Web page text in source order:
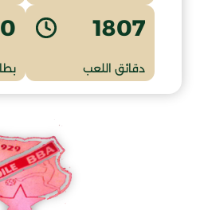
1807
دقائق اللعب
0